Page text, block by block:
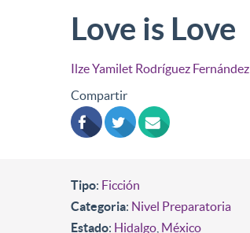
Love is Love
Ilze Yamilet Rodríguez Fernández
Compartir
Tipo: Ficción
Categoria: Nivel Preparatoria
Estado: Hidalgo, México